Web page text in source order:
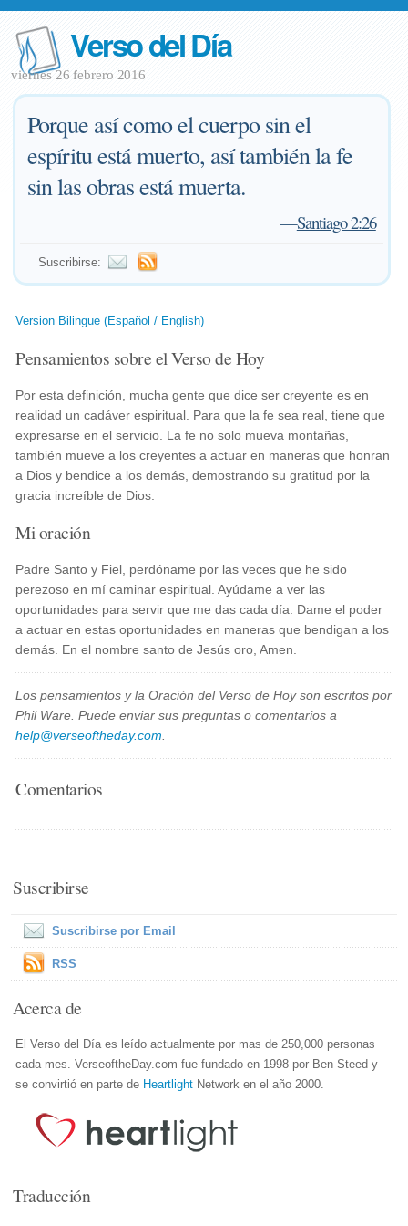
Verso del Día
viernes 26 febrero 2016
Porque así como el cuerpo sin el
espíritu está muerto, así también la fe
sin las obras está muerta.
—Santiago 2:26
Suscribirse:
Version Bilingue (Español / English)
Pensamientos sobre el Verso de Hoy
Por esta definición, mucha gente que dice ser creyente es en
realidad un cadáver espiritual. Para que la fe sea real, tiene que
expresarse en el servicio. La fe no solo mueva montañas,
también mueve a los creyentes a actuar en maneras que honran
a Dios y bendice a los demás, demostrando su gratitud por la
gracia increíble de Dios.
Mi oración
Padre Santo y Fiel, perdóname por las veces que he sido
perezoso en mí caminar espiritual. Ayúdame a ver las
oportunidades para servir que me das cada día. Dame el poder
a actuar en estas oportunidades en maneras que bendigan a los
demás. En el nombre santo de Jesús oro, Amen.
Los pensamientos y la Oración del Verso de Hoy son escritos por
Phil Ware. Puede enviar sus preguntas o comentarios a
help@verseoftheday.com
Comentarios
Suscribirse
Suscribirse por Email
RSS
Acerca de
El Verso del Día es leído actualmente por mas de 250,000 personas
cada mes. VerseoftheDay.com fue fundado en 1998 por Ben Steed y
se convirtió en parte de Heartlight Network en el año 2000.
Traducción